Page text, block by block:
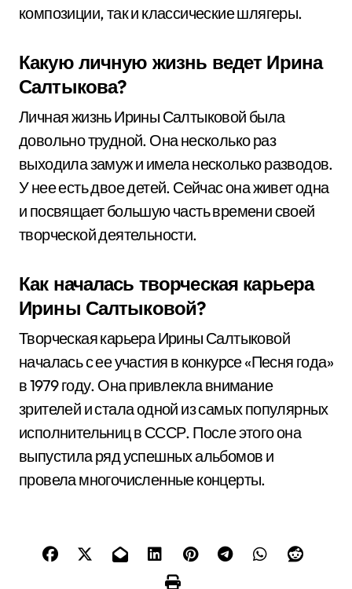
композиции, так и классические шлягеры.
Какую личную жизнь ведет Ирина
Салтыкова?
Личная жизнь Ирины Салтыковой была
довольно трудной. Она несколько раз
выходила замуж и имела несколько разводов.
У нее есть двое детей. Сейчас она живет одна
и посвящает большую часть времени своей
творческой деятельности.
Как началась творческая карьера
Ирины Салтыковой?
Творческая карьера Ирины Салтыковой
началась с ее участия в конкурсе «Песня года»
в 1979 году. Она привлекла внимание
зрителей и стала одной из самых популярных
исполнительниц в СССР. После этого она
выпустила ряд успешных альбомов и
провела многочисленные концерты.